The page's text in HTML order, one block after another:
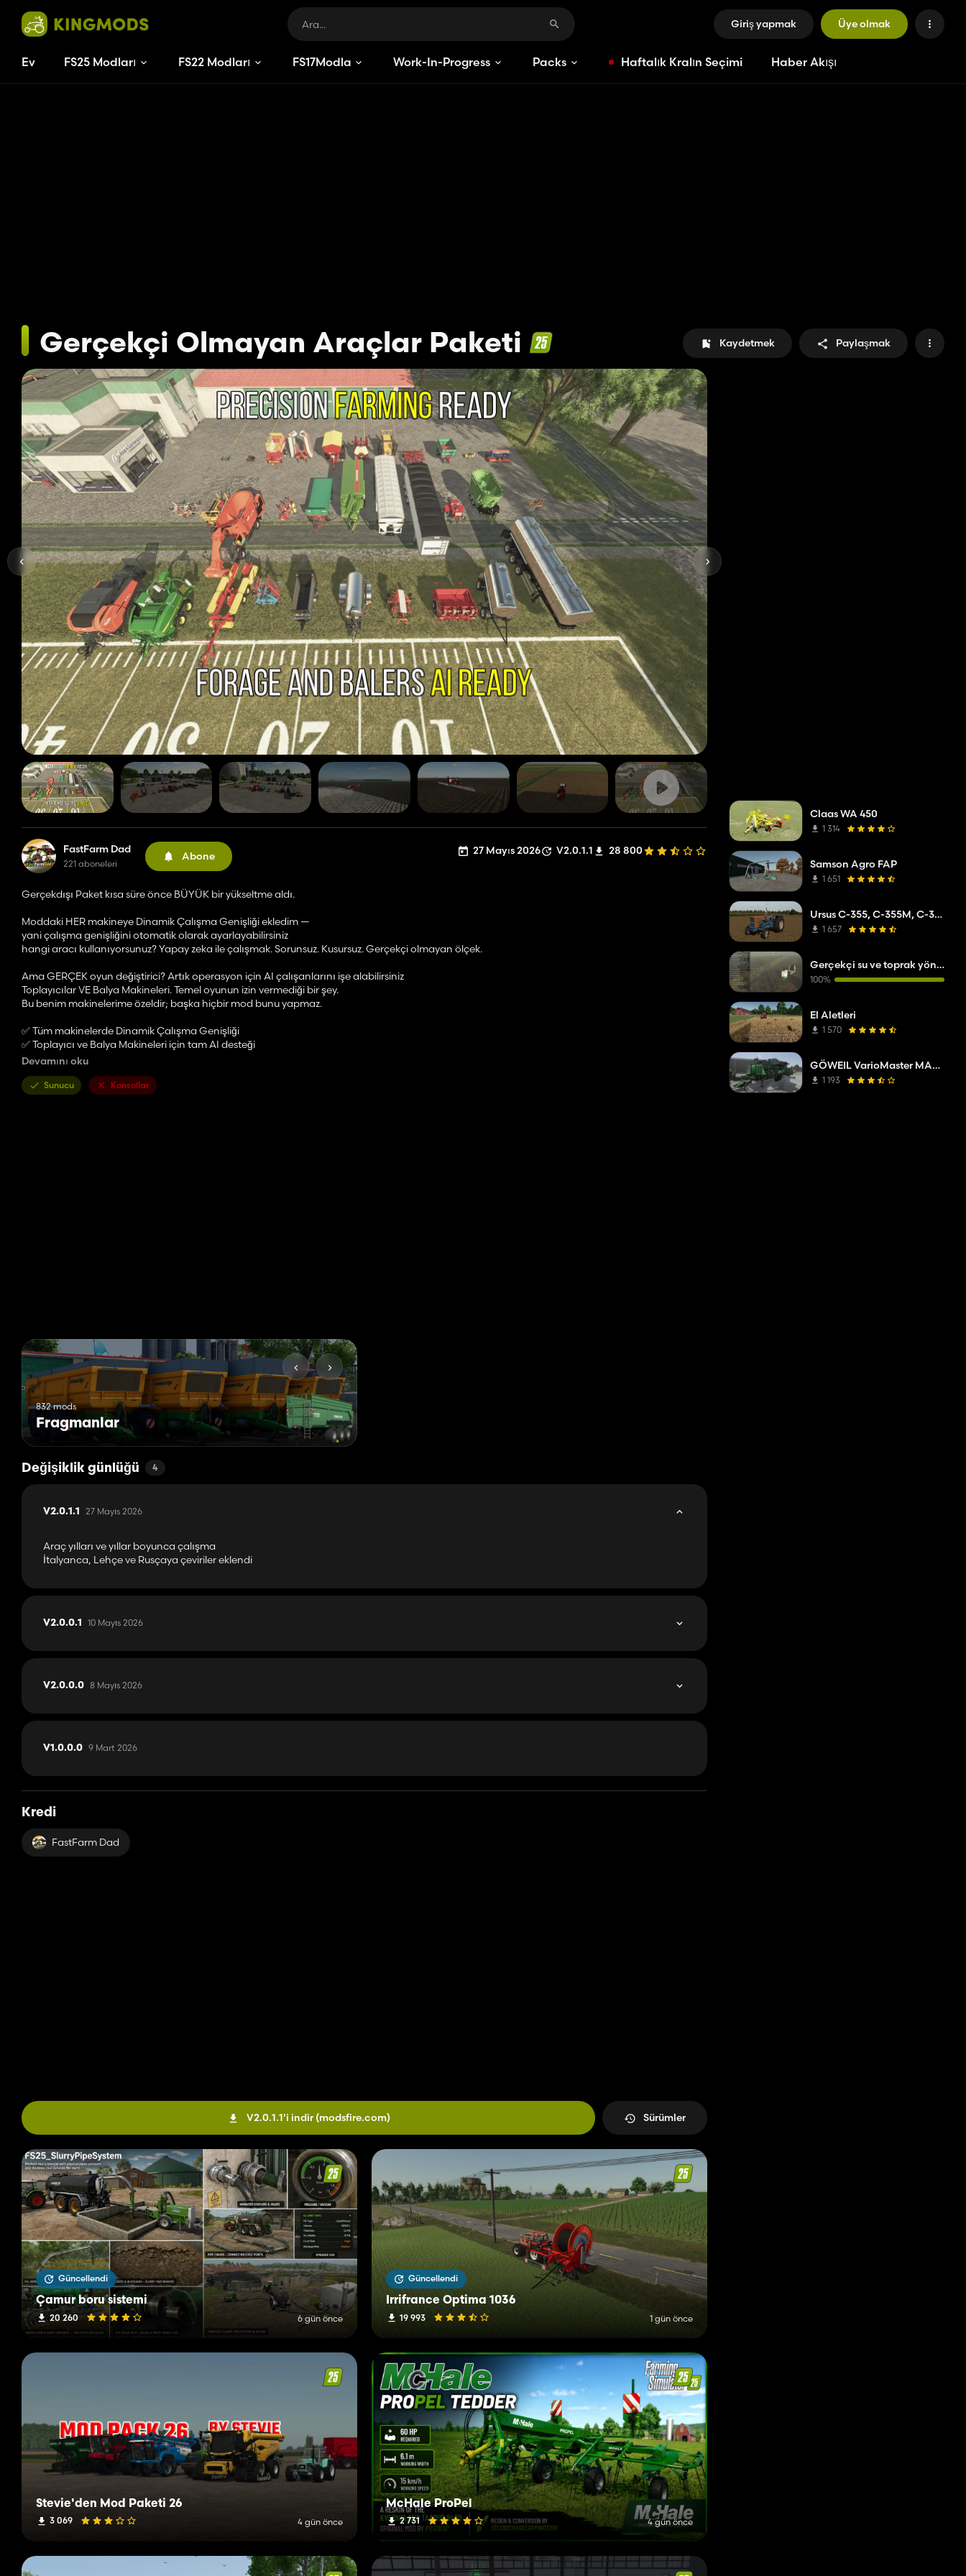
Giriş yapmak Üye olmak
Ev FS25 Modları FS22 Modları FS17Modlar Work-In-Progress Packs Haftalık Kralın Seçimi Haber Akışı
Gerçekçi Olmayan Araçlar Paketi Kaydetmek Paylaşmak
FastFarm Dad
221 aboneleri
Abone 27 Mayıs 2026 V2.0.1.1 28 800
Gerçekdışı Paket kısa süre önce BÜYÜK bir yükseltme aldı.
Moddaki HER makineye Dinamik Çalışma Genişliği ekledim —
yani çalışma genişliğini otomatik olarak ayarlayabilirsiniz
hangi aracı kullanıyorsunuz? Yapay zeka ile çalışmak. Sorunsuz. Kusursuz. Gerçekçi olmayan ölçek.
Ama GERÇEK oyun değiştirici? Artık operasyon için AI çalışanlarını işe alabilirsiniz
Toplayıcılar VE Balya Makineleri. Temel oyunun izin vermediği bir şey.
Bu benim makinelerime özeldir; başka hiçbir mod bunu yapmaz.
✅ Tüm makinelerde Dinamik Çalışma Genişliği
✅ Toplayıcı ve Balya Makineleri için tam AI desteği
✅ Hassas Tarım uyumlu
Devamını oku
Sunucu Konsollar
832 mods
Fragmanlar
Değişiklik günlüğü 4
V2.0.1.1 27 Mayıs 2026
Araç yılları ve yıllar boyunca çalışma
İtalyanca, Lehçe ve Rusçaya çeviriler eklendi
V2.0.0.1 10 Mayıs 2026
V2.0.0.0 8 Mayıs 2026
V1.0.0.0 9 Mart 2026
Kredi
FastFarm Dad
V2.0.1.1'i indir (modsfire.com) Sürümler
Güncellendi
Çamur boru sistemi
20 260 6 gün önce
Güncellendi
Irrifrance Optima 1036
19 993 1 gün önce
Stevie'den Mod Paketi 26
3 069 4 gün önce
McHale ProPel
2 731 4 gün önce
Claas WA 450
1 314
Samson Agro FAP
1 651
Ursus C-355, C-355M, C-360
1 657
Gerçekçi su ve toprak yönetimi
100%
El Aletleri
1 570
GÖWEIL VarioMaster MAS COMPLETE
1 193